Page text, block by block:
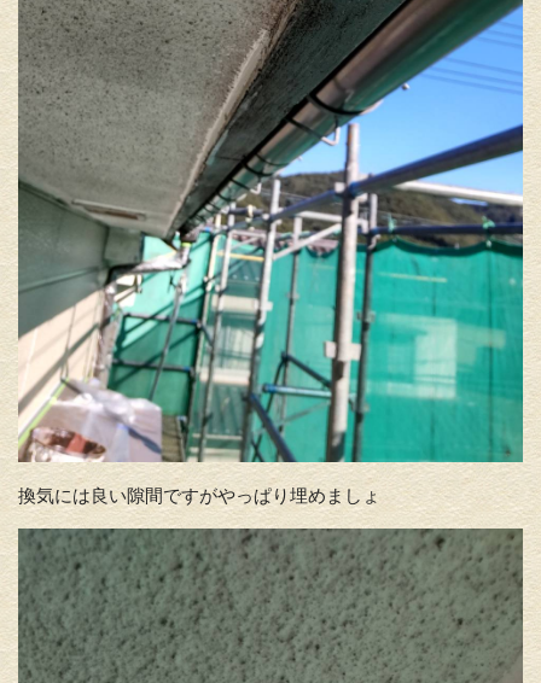
換気には良い隙間ですがやっぱり埋めましょ